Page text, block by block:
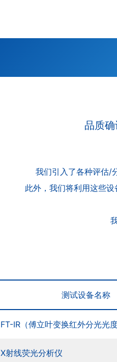
品质
我们引入了各种评估/
此外，我们将利用这些
测试设备名称
FT-IR（傅立叶变换红外分光光度
X射线荧光分析仪